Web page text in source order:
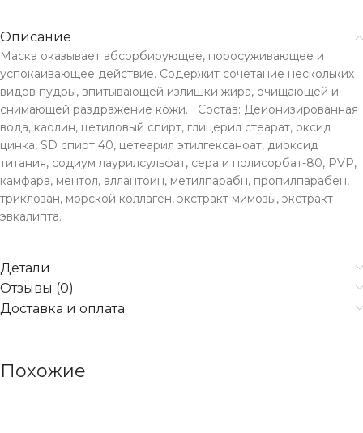
Описание
Маска оказывает абсорбирующее, поросуживающее и
успокаивающее действие. Содержит сочетание нескольких
видов пудры, впитывающей излишки жира, очищающей и
снимающей раздражение кожи. Состав: Деионизированная
вода, каолин, цетиловый спирт, глицерил стеарат, оксид
цинка, SD спирт 40, цетеарил этилгексаноат, диоксид
титания, содиум лаурилсульфат, сера и полисорбат-80, PVP,
камфара, ментол, аллантоин, метилпарабн, пропилпарабен,
триклозан, морской коллаген, экстракт мимозы, экстракт
эвкалипта.
Детали
Отзывы (0)
Доставка и оплата
Похожие